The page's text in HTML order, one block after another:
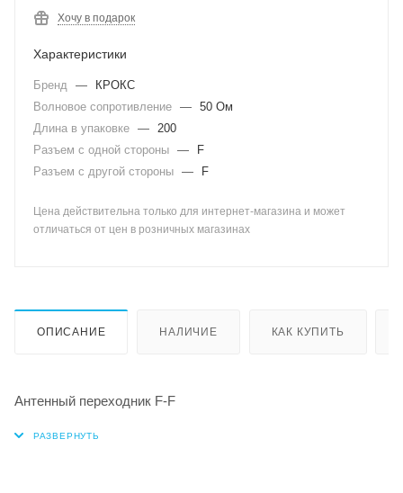
Хочу в подарок
Характеристики
Бренд —
КРОКС
Волновое сопротивление — 50 Ом
Длина в упаковке — 200
Разъем с одной стороны —
F
Разъем с другой стороны — F
Цена действительна только для интернет-магазина и может
отличаться от цен в розничных магазинах
ОПИСАНИЕ НАЛИЧИЕ КАК КУПИТЬ
Антенный переходник F-F